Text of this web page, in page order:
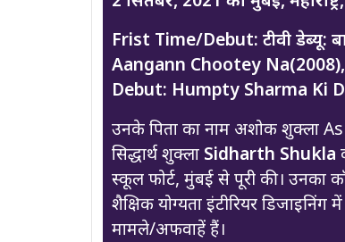
Frist Time/Debut: टीवी डेब्यू:
Aangann Chootey Na(2008),
Debut: Humpty Sharma Ki
उनके पिता का नाम अशोक शुक्ला
सिद्धार्थ शुक्ला Sidharth Shukla
स्कूल फोर्ट, मुंबई से पूरी की। उनका
शैक्षिक योग्यता इंटीरियर
मामले/अफवाहें हैं।